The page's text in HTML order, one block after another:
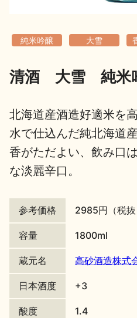
歳時記
地酒川柳
日本酒の楽しみ方特集
純米吟醸 大雪
清酒 大雪 純米
北海道産酒造好適米を
水で仕込んだ純北海道
香がただよい、飲み口
な淡麗辛口。
参考価格 2985円（税抜
容量 1800ml
蔵元名 高砂酒造株式
日本酒度 +3
酸度 1.4